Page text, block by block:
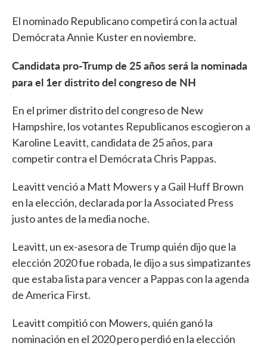
El nominado Republicano competirá con la actual
Demócrata Annie Kuster en noviembre.
Candidata pro-Trump de 25 años será la nominada
para el 1er distrito del congreso de NH
En el primer distrito del congreso de New
Hampshire, los votantes Republicanos escogieron a
Karoline Leavitt, candidata de 25 años, para
competir contra el Demócrata Chris Pappas.
Leavitt venció a Matt Mowers y a Gail Huff Brown
en la elección, declarada por la Associated Press
justo antes de la media noche.
Leavitt, un ex-asesora de Trump quién dijo que la
elección 2020 fue robada, le dijo a sus simpatizantes
que estaba lista para vencer a Pappas con la agenda
de America First.
Leavitt compitió con Mowers, quién ganó la
nominación en el 2020 pero perdió en la elección